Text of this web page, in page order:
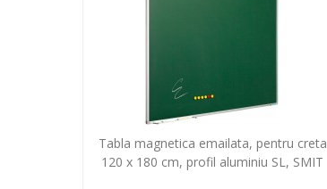
Tabla magnetica emailata, pentru creta
120 x 180 cm, profil aluminiu SL, SMIT